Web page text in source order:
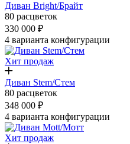
Диван Bright/Брайт
80 расцветок
330 000 ₽
4 варианта конфигурации
Хит продаж
Диван Stem/Стем
80 расцветок
348 000 ₽
4 варианта конфигурации
Хит продаж